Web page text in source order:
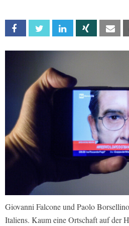
Facebook Twitter Linkedin Xing
Giovanni Falcone und Paolo
Italiens. Kaum eine Ortschaft auf der